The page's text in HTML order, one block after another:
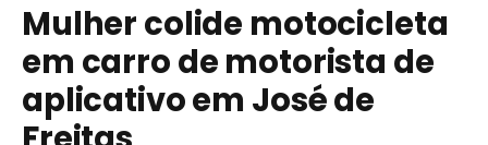
Mulher colide motocicleta
em carro de motorista de
aplicativo em José de